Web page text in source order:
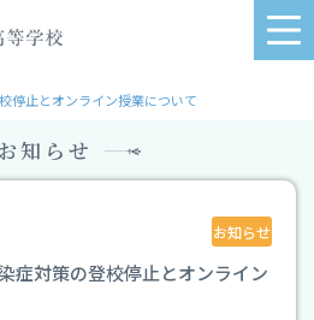
停止とオンライン授業について
知らせ
お知らせ
症対策の登校停止とオンライン